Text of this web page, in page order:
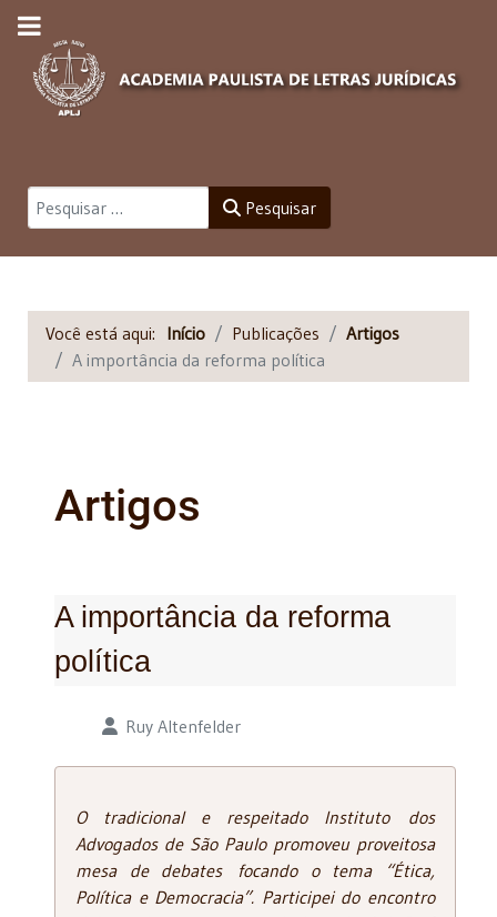
Pesquisar Pesquisar
Você está aqui: Início Publicações
Artigos
A importância da reforma política
Artigos
A importância da reforma
política
Detalhes Ruy Altenfelder
O tradicional e respeitado Instituto dos
Advogados de São Paulo promoveu proveitosa
mesa de debates focando o tema “Ética,
Política e Democracia”. Participei do encontro